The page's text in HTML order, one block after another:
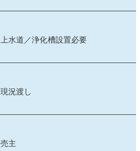
上水道／浄化槽設置必要
現況渡し
売主